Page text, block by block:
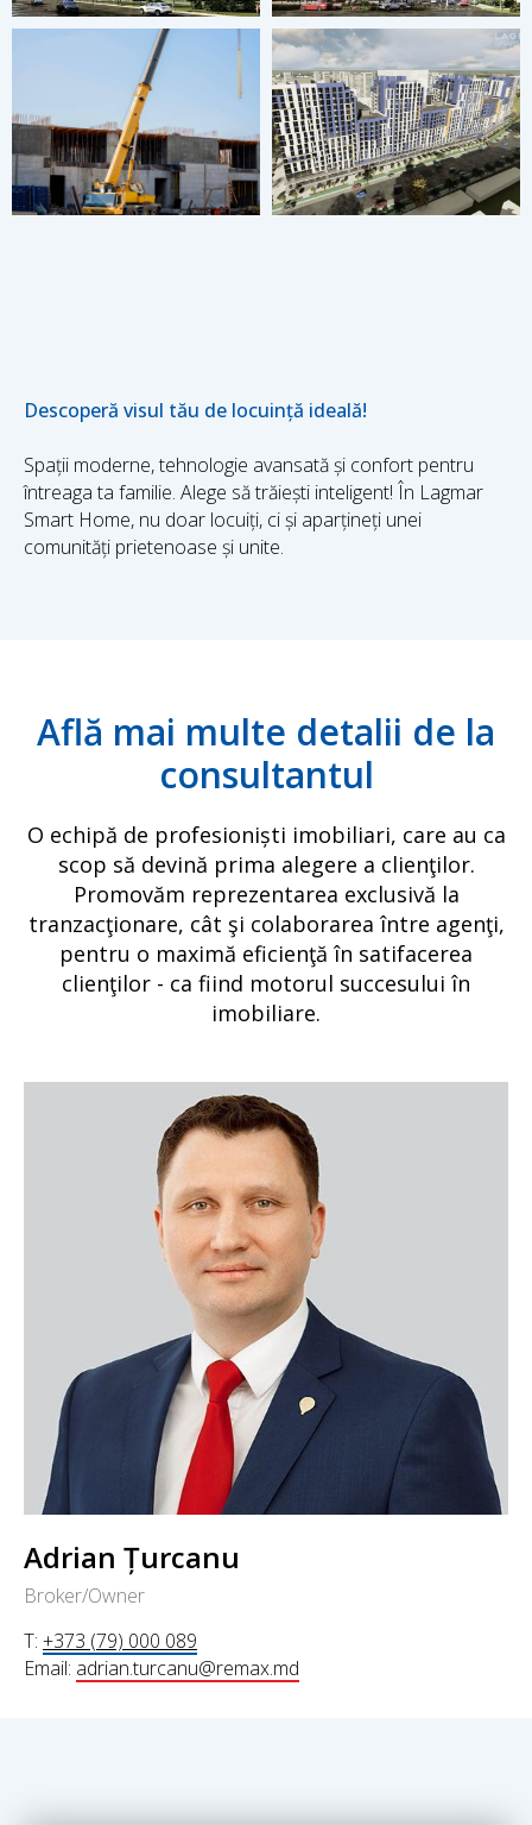
Descoperă visul tău de locuință ideală!
Spații moderne, tehnologie avansată și confort pentru
întreaga ta familie. Alege să trăiești inteligent! În Lagmar
Smart Home, nu doar locuiți, ci și aparțineți unei
comunități prietenoase și unite.
Află mai multe detalii de la
consultantul
O echipă de profesioniști imobiliari, care au ca
scop să devină prima alegere a clienţilor.
Promovăm reprezentarea exclusivă la
tranzacţionare, cât şi colaborarea între agenţi,
pentru o maximă eficienţă în satifacerea
clienţilor - ca fiind motorul succesului în
imobiliare.
Adrian Țurcanu
Broker/Owner
T: +373 (79) 000 089
Email: adrian.turcanu@remax.md